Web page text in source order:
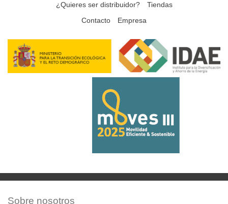
¿Quieres ser distribuidor?
Tiendas
Contacto
Empresa
Sobre nosotros